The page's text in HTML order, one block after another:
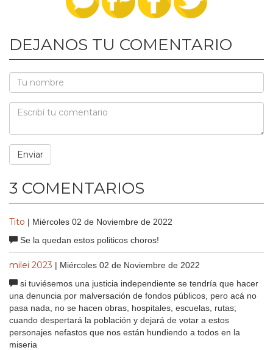
DEJANOS TU COMENTARIO
3 COMENTARIOS
Tito | Miércoles 02 de Noviembre de 2022
Se la quedan estos politicos choros!
milei 2023 | Miércoles 02 de Noviembre de 2022
si tuviésemos una justicia independiente se tendría que hacer
una denuncia por malversación de fondos públicos, pero acá no
pasa nada, no se hacen obras, hospitales, escuelas, rutas;
cuando despertará la población y dejará de votar a estos
personajes nefastos que nos están hundiendo a todos en la
miseria